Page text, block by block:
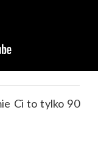
Ci to tylko 90